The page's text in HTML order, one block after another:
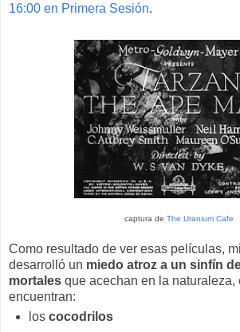
16:00 en Primera Sesión.
captura de The Uranium Cafe
Como resultado de ver esas películas,
desarrolló un miedo atroz a un sinfín
mortales que acechan en la naturaleza,
encuentran:
los cocodrilos